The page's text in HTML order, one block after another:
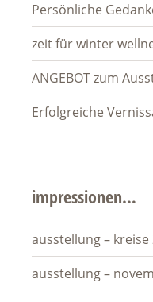
Persönliche
zeit für winter
ANGEBOT zum
Erfolgreiche
impressionen…
ausstellung – kreise
ausstellung –